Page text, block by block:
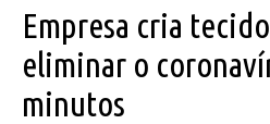
Empresa cria
eliminar o
minutos